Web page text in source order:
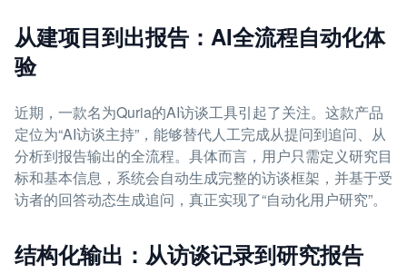
从建项目到出报告：AI全流程自动化体
验
近期，一款名为Quria的AI访谈工具引起了关注。这款产品
定位为“AI访谈主持”，能够替代人工完成从提问到追问、从
分析到报告输出的全流程。具体而言，用户只需定义研究目
标和基本信息，系统会自动生成完整的访谈框架，并基于受
访者的回答动态生成追问，真正实现了“自动化用户研究”。
结构化输出：从访谈记录到研究报告